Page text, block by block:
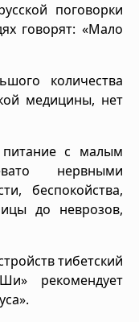
поговорки
говорят: «Мало
количества
медицины, нет
питание с малым
нервными
беспокойства,
до неврозов,
тибетский
рекомендует